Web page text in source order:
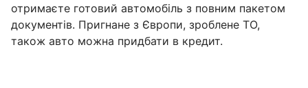
отримаєте готовий автомобіль з повним пакетом
документів. Пригнане з Європи, зроблене ТО,
також авто можна придбати в кредит.